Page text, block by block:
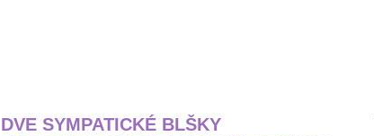
DVE SYMPATICKÉ BLŠKY